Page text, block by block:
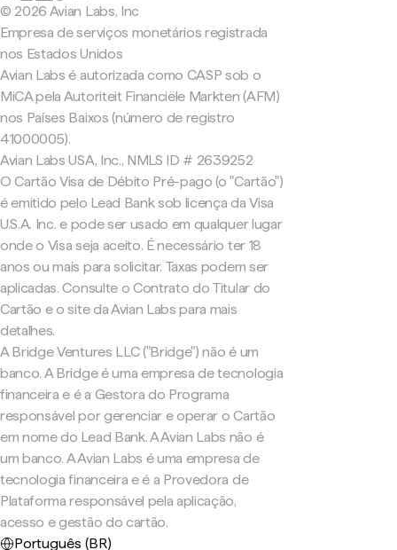
© 2026 Avian Labs, Inc
Empresa de serviços monetários registrada
nos Estados Unidos
Avian Labs é autorizada como CASP sob o
MiCA pela Autoriteit Financiële Markten (AFM)
nos Países Baixos (número de registro
41000005).
Avian Labs USA, Inc., NMLS ID # 2639252
O Cartão Visa de Débito Pré-pago (o "Cartão")
é emitido pelo Lead Bank sob licença da Visa
U.S.A. Inc. e pode ser usado em qualquer lugar
onde o Visa seja aceito. É necessário ter 18
anos ou mais para solicitar. Taxas podem ser
aplicadas. Consulte o Contrato do Titular do
Cartão e o site da Avian Labs para mais
detalhes.
A Bridge Ventures LLC ("Bridge") não é um
banco. A Bridge é uma empresa de tecnologia
financeira e é a Gestora do Programa
responsável por gerenciar e operar o Cartão
em nome do Lead Bank. A Avian Labs não é
um banco. A Avian Labs é uma empresa de
tecnologia financeira e é a Provedora de
Plataforma responsável pela aplicação,
acesso e gestão do cartão.
Português (BR)